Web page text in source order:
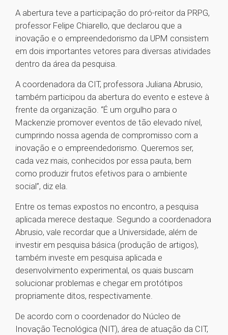
A abertura teve a participação do pró-reitor da PRPG,
professor Felipe Chiarello, que declarou que a
inovação e o empreendedorismo da UPM consistem
em dois importantes vetores para diversas atividades
dentro da área da pesquisa.
A coordenadora da CIT, professora Juliana Abrusio,
também participou da abertura do evento e esteve à
frente da organização. “É um orgulho para o
Mackenzie promover eventos de tão elevado nível,
cumprindo nossa agenda de compromisso com a
inovação e o empreendedorismo. Queremos ser,
cada vez mais, conhecidos por essa pauta, bem
como produzir frutos efetivos para o ambiente
social”, diz ela.
Entre os temas expostos no encontro, a pesquisa
aplicada merece destaque. Segundo a coordenadora
Abrusio, vale recordar que a Universidade, além de
investir em pesquisa básica (produção de artigos),
também investe em pesquisa aplicada e
desenvolvimento experimental, os quais buscam
solucionar problemas e chegar em protótipos
propriamente ditos, respectivamente.
De acordo com o coordenador do Núcleo de
Inovação Tecnológica (NIT), área de atuação da CIT,